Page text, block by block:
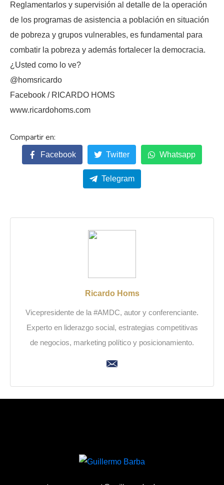
Reglamentarlos y supervisión al detalle de la operación
de los programas de asistencia a población en situación
de pobreza y grupos vulnerables, es fundamental para
combatir la pobreza y además fortalecer la democracia.
¿Usted como lo ve?
@homsricardo
Facebook / RICARDO HOMS
www.ricardohoms.com
Facebook Twitter Whatsapp
Telegram
Ricardo Homs
Vicepresidente de la #AMDC, autor y conferenciante.
Experto en liderazgo social, estrategias competitivas
de negocios, marketing político y posicionamiento.